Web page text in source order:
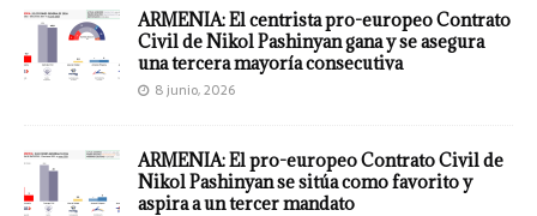
ARMENIA: El centrista pro-europeo Contrato
Civil de Nikol Pashinyan gana y se asegura
una tercera mayoría consecutiva
8 junio, 2026
ARMENIA: El pro-europeo Contrato Civil de
Nikol Pashinyan se sitúa como favorito y
aspira a un tercer mandato